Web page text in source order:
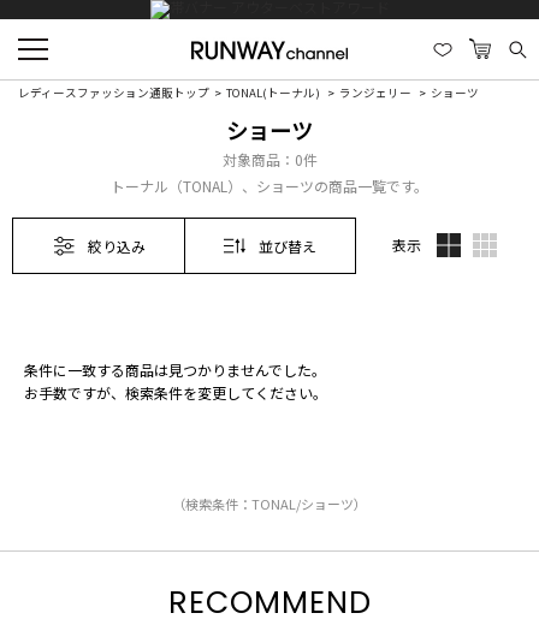
レディースファッション通販トップ TONAL(トーナル) ランジェリー ショーツ
ショーツ
対象商品： 0件
トーナル（TONAL）、ショーツの商品一覧です。
絞り込み 並び替え 表示
条件に一致する商品は見つかりませんでした。
お手数ですが、検索条件を変更してください。
（検索条件：TONAL/ショーツ）
RECOMMEND